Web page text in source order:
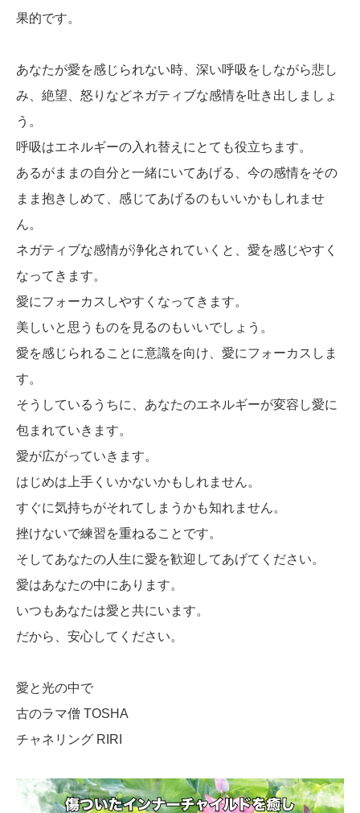
果的です。
あなたが愛を感じられない時、深い呼吸をしながら悲し
み、絶望、怒りなどネガティブな感情を吐き出しましょ
う。
呼吸はエネルギーの入れ替えにとても役立ちます。
あるがままの自分と一緒にいてあげる、今の感情をその
まま抱きしめて、感じてあげるのもいいかもしれませ
ん。
ネガティブな感情が浄化されていくと、愛を感じやすく
なってきます。
愛にフォーカスしやすくなってきます。
美しいと思うものを見るのもいいでしょう。
愛を感じられることに意識を向け、愛にフォーカスしま
す。
そうしているうちに、あなたのエネルギーが変容し愛に
包まれていきます。
愛が広がっていきます。
はじめは上手くいかないかもしれません。
すぐに気持ちがそれてしまうかも知れません。
挫けないで練習を重ねることです。
そしてあなたの人生に愛を歓迎してあげてください。
愛はあなたの中にあります。
いつもあなたは愛と共にいます。
だから、安心してください。
愛と光の中で
古のラマ僧 TOSHA
チャネリング RIRI